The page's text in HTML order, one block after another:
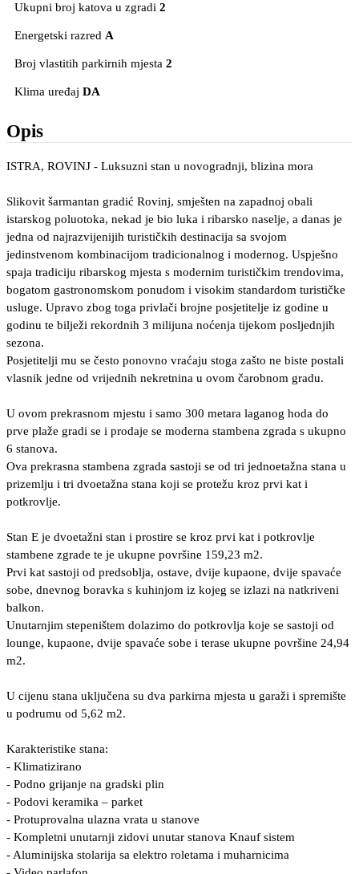
Ukupni broj katova u zgradi 2
Energetski razred A
Broj vlastitih parkirnih mjesta 2
Klima uređaj DA
Opis
ISTRA, ROVINJ - Luksuzni stan u novogradnji, blizina mora
Slikovit šarmantan gradić Rovinj, smješten na zapadnoj obali
istarskog poluotoka, nekad je bio luka i ribarsko naselje, a danas je
jedna od najrazvijenijih turističkih destinacija sa svojom
jedinstvenom kombinacijom tradicionalnog i modernog. Uspješno
spaja tradiciju ribarskog mjesta s modernim turističkim trendovima,
bogatom gastronomskom ponudom i visokim standardom turističke
usluge. Upravo zbog toga privlači brojne posjetitelje iz godine u
godinu te bilježi rekordnih 3 milijuna noćenja tijekom posljednjih
sezona.
Posjetitelji mu se često ponovno vraćaju stoga zašto ne biste postali
vlasnik jedne od vrijednih nekretnina u ovom čarobnom gradu.
U ovom prekrasnom mjestu i samo 300 metara laganog hoda do
prve plaže gradi se i prodaje se moderna stambena zgrada s ukupno
6 stanova.
Ova prekrasna stambena zgrada sastoji se od tri jednoetažna stana u
prizemlju i tri dvoetažna stana koji se protežu kroz prvi kat i
potkrovlje.
Stan E je dvoetažni stan i prostire se kroz prvi kat i potkrovlje
stambene zgrade te je ukupne površine 159,23 m2.
Prvi kat sastoji od predsoblja, ostave, dvije kupaone, dvije spavaće
sobe, dnevnog boravka s kuhinjom iz kojeg se izlazi na natkriveni
balkon.
Unutarnjim stepeništem dolazimo do potkrovlja koje se sastoji od
lounge, kupaone, dvije spavaće sobe i terase ukupne površine 24,94
m2.
U cijenu stana uključena su dva parkirna mjesta u garaži i spremište
u podrumu od 5,62 m2.
Karakteristike stana:
- Klimatizirano
- Podno grijanje na gradski plin
- Podovi keramika – parket
- Protuprovalna ulazna vrata u stanove
- Kompletni unutarnji zidovi unutar stanova Knauf sistem
- Aluminijska stolarija sa elektro roletama i muharnicima